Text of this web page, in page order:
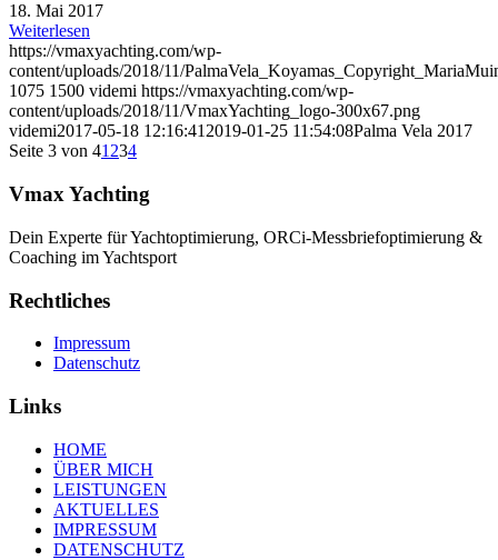
18. Mai 2017
Weiterlesen
https://vmaxyachting.com/wp-
content/uploads/2018/11/
1075 1500 videmi https://vmaxyachting.com/wp-
content/uploads/2018/11/VmaxYachting_logo-300x67.png
videmi2017-05-18 12:16:41 2019-01-25 11:54:08Palma Vela 2017
Seite 3 von 41 234
Vmax Yachting
Dein Experte für Yachtoptimierung, ORCi-Messbriefoptimierung &
Coaching im Yachtsport
Rechtliches
Impressum
Datenschutz
Links
HOME
ÜBER MICH
LEISTUNGEN
AKTUELLES
IMPRESSUM
DATENSCHUTZ